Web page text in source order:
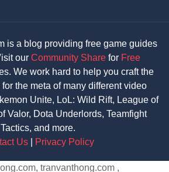
is a blog providing free game guides
our Community Share for Free
We work hard to help you craft the
the meta of many different video
Unite, LoL: Wild Rift, League of
Valor, Dota Underlords, Teamfight
Tactics, and more.
Us
Privacy Policy
, tranvanthong.com ,